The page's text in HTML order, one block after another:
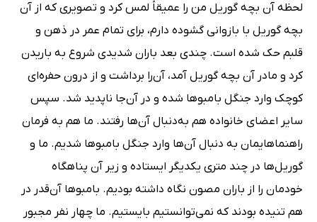
لحظه آن بچه گوریل من را عمیقاً لمس کرد و تصویری که از آن
بچه گوریل با بازوانی گشوده دارم، برای تمام عمر در ذهن و
قلبم حک شده است. چندی بعد باران شدیدی شروع به باریدن
کرد و مادر آن بچه گوریل آمد، آن‌را برداشت و از درون حفره‌ای
کوچک وارد جنگل بامبوها شده و در آن‌جا ناپدید شد. سپس
سایر اعضای خانواده هم به‌دنبال آن‌ها رفتند. ما هم به فرمان
راهنماهایمان به دنبال آن‌ها وارد جنگل بامبوها شدیم. ما و
گوریل‌ها در چند متری یکدیگر ایستاده و زیر آن پناهگاه
خودمان را از باران مصون نگاه داشته بودیم. بامبوها آن‌قدر در
هم تنیده بودند که نمی‌توانستیم بایستیم. ما چهار نفر مجبور